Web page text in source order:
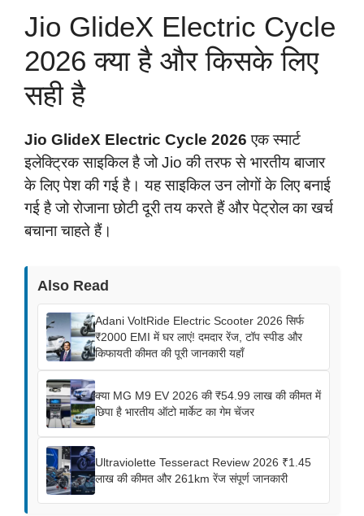
Jio GlideX Electric Cycle
2026 क्या है और किसके लिए
सही है
Jio GlideX Electric Cycle 2026 एक स्मार्ट
इलेक्ट्रिक साइकिल है जो Jio की तरफ से भारतीय बाजार
के लिए पेश की गई है। यह साइकिल उन लोगों के लिए बनाई
गई है जो रोजाना छोटी दूरी तय करते हैं और पेट्रोल का खर्च
बचाना चाहते हैं।
Also Read
Adani VoltRide Electric Scooter 2026 सिर्फ
₹2000 EMI में घर लाएं! दमदार रेंज, टॉप स्पीड और
किफायती कीमत की पूरी जानकारी यहाँ
क्या MG M9 EV 2026 की ₹54.99 लाख की कीमत में
छिपा है भारतीय ऑटो मार्केट का गेम चेंजर
Ultraviolette Tesseract Review 2026 ₹1.45
लाख की कीमत और 261km रेंज संपूर्ण जानकारी